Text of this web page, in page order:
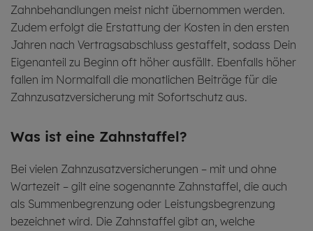
Zahnbehandlungen meist nicht übernommen werden.
Zudem erfolgt die Erstattung der Kosten in den ersten
Jahren nach Vertragsabschluss gestaffelt, sodass Dein
Eigenanteil zu Beginn oft höher ausfällt. Ebenfalls höher
fallen im Normalfall die monatlichen Beiträge für die
Zahnzusatzversicherung mit Sofortschutz aus.
Was ist eine Zahn­staf­fel?
Bei vielen Zahnzusatzversicherungen – mit und ohne
Wartezeit – gilt eine sogenannte Zahnstaffel, die auch
als Summenbegrenzung oder Leistungsbegrenzung
bezeichnet wird. Die Zahnstaffel gibt an, welche